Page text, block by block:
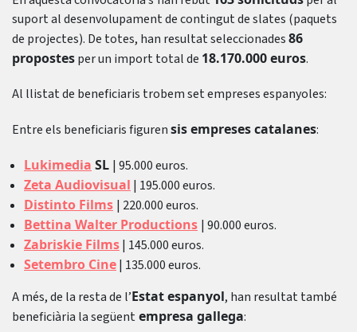
suport al desenvolupament de contingut de slates (paquets
de projectes). De totes, han resultat seleccionades86
propostesper un import total de 18.170.000 euros.
Al llistat de beneficiaris trobem set empreses espanyoles:
Entre els beneficiaris figurensis empreses catalanes:
Lukimedia SL | 95.000 euros.
Zeta Audiovisual | 195.000 euros.
Distinto Films | 220.000 euros.
Bettina Walter Productions | 90.000 euros.
Zabriskie Films| 145.000 euros.
Setembro Cine| 135.000 euros.
A més, de la resta de l’Estat espanyol, han resultat també
beneficiària la següentempresa gallega: